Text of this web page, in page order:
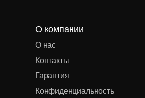
О компании
О нас
Контакты
Гарантия
Конфиденциальность